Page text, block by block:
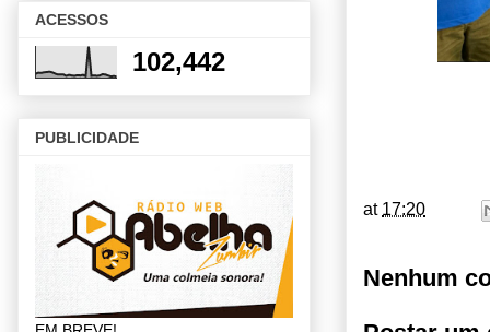
at 17:20
Nenhum
ACESSOS
102,442
PUBLICIDADE